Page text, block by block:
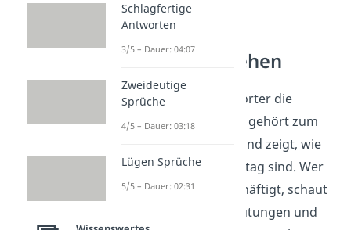
Sprache verstehen
Die Frage, wie viele Wörter die
deutsche Sprache hat, gehört zum
Themenfeld Sprache und zeigt, wie
vielseitig Wörter im Alltag sind. Wer
sich mit Sprache beschäftigt, schaut
auf Wortschatz, Bedeutungen und
Schlagfertige
Antworten
3/5 – Dauer: 04:07
Zweideutige
Sprüche
4/5 – Dauer: 03:18
Lügen Sprüche
5/5 – Dauer: 02:31